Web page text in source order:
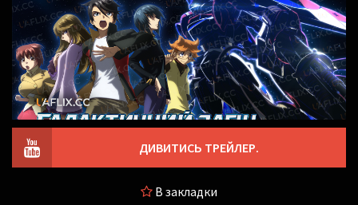
ДИВИТИСЬ ТРЕЙЛЕР.
В закладки